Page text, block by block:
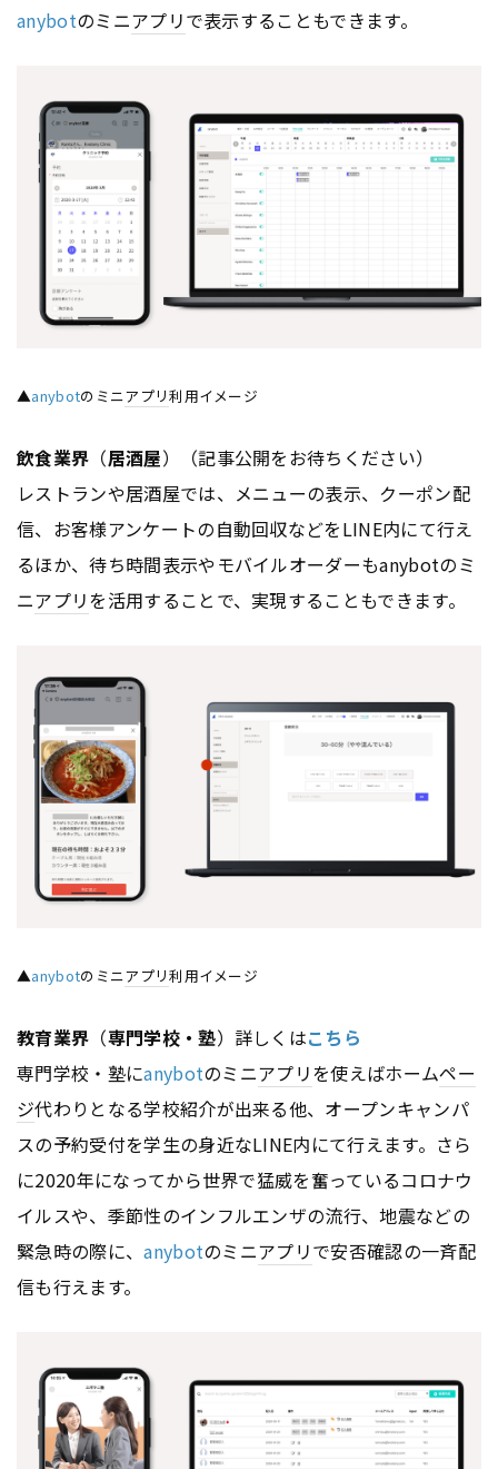
anybotのミニアプリで表示することもできます。
▲anybotのミニアプリ利用イメージ
飲食業界 （居酒屋）（記事公開をお待ちください）
レストランや居酒屋では、メニューの表示、クーポン配
信、お客様アンケートの自動回収などをLINE内にて行え
るほか、待ち時間表示やモバイルオーダーもanybotのミ
ニアプリを活用することで、実現することもできます。
▲anybotのミニアプリ利用イメージ
教育業界 （専門学校・塾）詳しくはこちら
専門学校・塾にanybotのミニアプリを使えばホームペー
ジ代わりとなる学校紹介が出来る他、オープンキャンパ
スの予約受付を学生の身近なLINE内にて行えます。さら
に2020年になってから世界で猛威を奮っているコロナウ
イルスや、季節性のインフルエンザの流行、地震などの
緊急時の際に、anybotのミニアプリで安否確認の一斉配
信も行えます。